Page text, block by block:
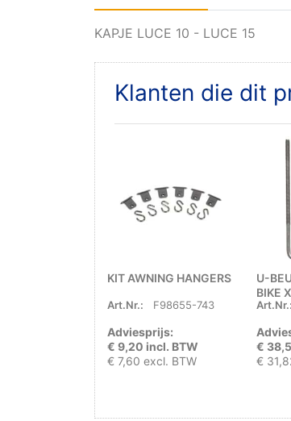
KAPJE LUCE 10 - LUCE 15
Klanten die dit
KIT AWNING HANGERS
Art.Nr.: F98655-743
Adviesprijs:
€ 9,20 incl. BTW
€ 7,60 excl. BTW
U-
BIKE
Art.Nr.:
€
€